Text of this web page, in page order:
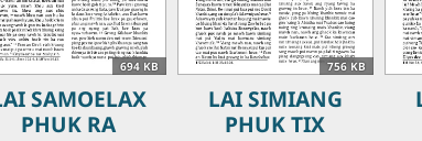
694 KB
SAMOELAX
PHUK RA
756 KB
LAI SIMIANG
PHUK TIX